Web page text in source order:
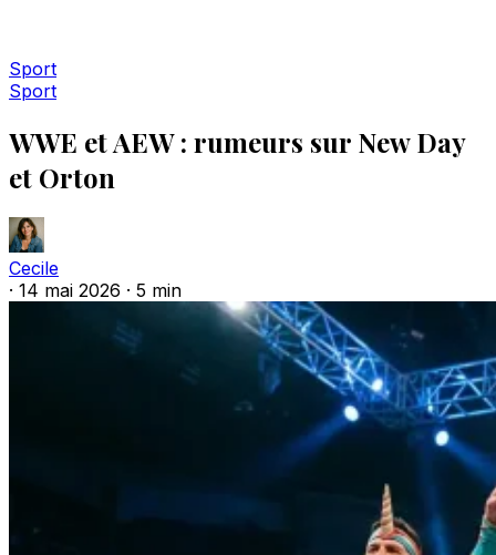
Sport
Sport
WWE et AEW : rumeurs sur New Day
et Orton
Cecile
· 14 mai 2026 · 5 min